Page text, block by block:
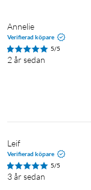
Annelie
Verifierad köpare
5/5
2 år sedan
Leif
Verifierad köpare
5/5
3 år sedan